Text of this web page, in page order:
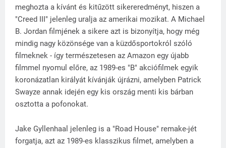
meghozta a kívánt és kitűzött sikereredményt, hiszen a
"Creed III" jelenleg uralja az amerikai mozikat. A Michael
B. Jordan filmjének a sikere azt is bizonyítja, hogy még
mindig nagy közönsége van a küzdősportokról szóló
filmeknek - így természetesen az Amazon egy újabb
filmmel nyomul előre, az 1989-es "B" akciófilmek egyik
koronázatlan királyát kívánják újrázni, amelyben Patrick
Swayze annak idején egy kis ország menti kis bárban
osztotta a pofonokat.
Jake Gyllenhaal jelenleg is a "Road House" remake-jét
forgatja, azt az 1989-es klasszikus filmet, amelyben a